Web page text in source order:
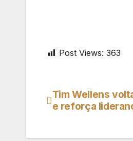
Post Views: 363
Navegação
Tim Wellens
e reforça